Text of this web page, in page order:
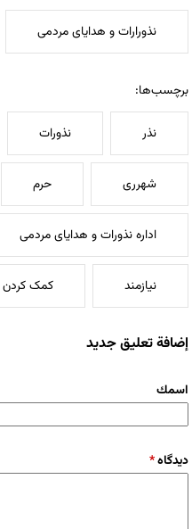
نذورارات و هدایای مردمی
برچسب‌ها:
نذر نذورات
شهرری حرم
اداره نذورات و هدایای مردمی
نیازمند کمک کردن
إضافة تعليق جديد
‏اسمك ‏
‏دیدگاه ‏*